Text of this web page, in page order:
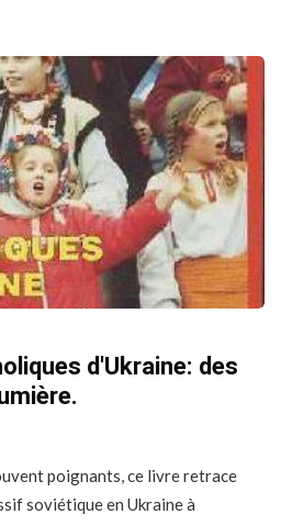
d'Ukraine: des
poignants, ce livre retrace
soviétique en Ukraine à